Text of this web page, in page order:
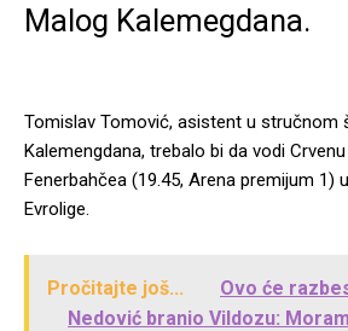
Malog Kalemegdana.
Tomislav Tomović, asistent u stručnom
Kalemengdana, trebalo bi da vodi
Fenerbahčea (19.45, Arena premijum 1)
Evrolige.
Pročitajte još...
Ovo će
Nedović branio Vildozu: